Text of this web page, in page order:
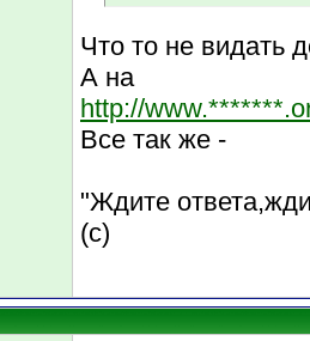
Что то не видать
А на
http://
Все так же -
"Ждите
(с)